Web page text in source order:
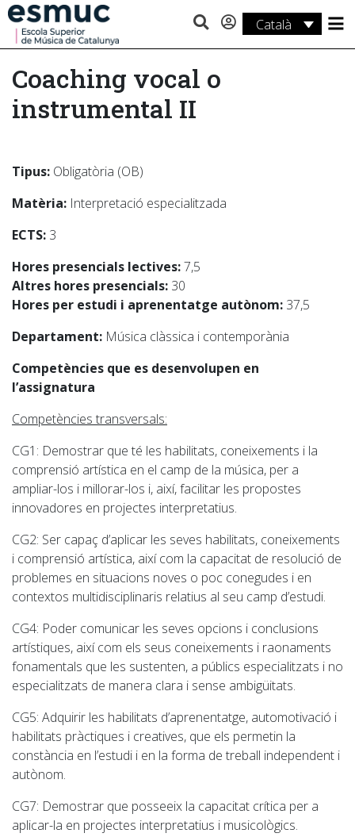
Català
Estudis
Recerca
Serveis
Coaching vocal o
instrumental II
Tipus: Obligatòria (OB)
Matèria: Interpretació especialitzada
ECTS: 3
Hores presencials lectives:7,5
Altres hores presencials: 30
Hores per estudi i aprenentatge autònom: 37,5
Departament: Música clàssica i contemporània
Competències que es desenvolupen en
l’assignatura
Competències transversals:
CG1: Demostrar que té les habilitats, coneixements i la
comprensió artística en el camp de la música, per a
ampliar-los i millorar-los i, així, facilitar les propostes
innovadores en projectes interpretatius.
CG2: Ser capaç d’aplicar les seves habilitats, coneixements
i comprensió artística, així com la capacitat de resolució de
problemes en situacions noves o poc conegudes i en
contextos multidisciplinaris relatius al seu camp d’estudi.
CG4: Poder comunicar les seves opcions i conclusions
artístiques, així com els seus coneixements i raonaments
fonamentals que les sustenten, a públics especialitzats i no
especialitzats de manera clara i sense ambigüitats.
CG5: Adquirir les habilitats d’aprenentatge, automotivació i
habilitats pràctiques i creatives, que els permetin la
constància en l’estudi i en la forma de treball independent i
autònom.
CG7: Demostrar que posseeix la capacitat crítica per a
aplicar-la en projectes interpretatius i musicològics.